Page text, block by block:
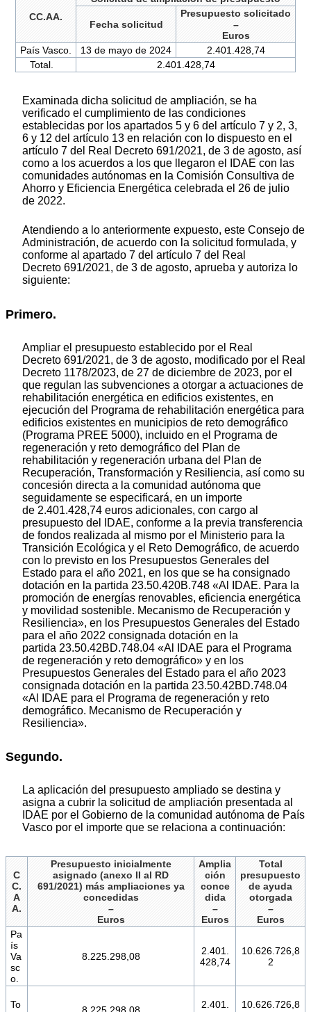
CC.AA.
Fecha solicitud
Presupuesto solicitado
–
Euros
País Vasco.
13 de mayo de 2024
2.401.428,74
Total.
2.401.428,74
Examinada dicha solicitud de ampliación, se ha
verificado el cumplimiento de las condiciones
establecidas por los apartados 5 y 6 del artículo 7 y 2, 3,
6 y 12 del artículo 13 en relación con lo dispuesto en el
artículo 7 del Real Decreto 691/2021, de 3 de agosto, así
como a los acuerdos a los que llegaron el IDAE con las
comunidades autónomas en la Comisión Consultiva de
Ahorro y Eficiencia Energética celebrada el 26 de julio
de 2022.
Atendiendo a lo anteriormente expuesto, este Consejo de
Administración, de acuerdo con la solicitud formulada, y
conforme al apartado 7 del artículo 7 del Real
Decreto 691/2021, de 3 de agosto, aprueba y autoriza lo
siguiente:
Primero.
Ampliar el presupuesto establecido por el Real
Decreto 691/2021, de 3 de agosto, modificado por el Real
Decreto 1178/2023, de 27 de diciembre de 2023, por el
que regulan las subvenciones a otorgar a actuaciones de
rehabilitación energética en edificios existentes, en
ejecución del Programa de rehabilitación energética para
edificios existentes en municipios de reto demográfico
(Programa PREE 5000), incluido en el Programa de
regeneración y reto demográfico del Plan de
rehabilitación y regeneración urbana del Plan de
Recuperación, Transformación y Resiliencia, así como su
concesión directa a la comunidad autónoma que
seguidamente se especificará, en un importe
de 2.401.428,74 euros adicionales, con cargo al
presupuesto del IDAE, conforme a la previa transferencia
de fondos realizada al mismo por el Ministerio para la
Transición Ecológica y el Reto Demográfico, de acuerdo
con lo previsto en los Presupuestos Generales del
Estado para el año 2021, en los que se ha consignado
dotación en la partida 23.50.420B.748 «Al IDAE. Para la
promoción de energías renovables, eficiencia energética
y movilidad sostenible. Mecanismo de Recuperación y
Resiliencia», en los Presupuestos Generales del Estado
para el año 2022 consignada dotación en la
partida 23.50.42BD.748.04 «Al IDAE para el Programa
de regeneración y reto demográfico» y en los
Presupuestos Generales del Estado para el año 2023
consignada dotación en la partida 23.50.42BD.748.04
«Al IDAE para el Programa de regeneración y reto
demográfico. Mecanismo de Recuperación y
Resiliencia».
Segundo.
La aplicación del presupuesto ampliado se destina y
asigna a cubrir la solicitud de ampliación presentada al
IDAE por el Gobierno de la comunidad autónoma de País
Vasco por el importe que se relaciona a continuación:
C
C.
A
A.
Presupuesto inicialmente
asignado (anexo II al RD
691/2021) más ampliaciones ya
concedidas
–
Euros
Amplia
ción
conce
dida
–
Euros
Total
presupuesto
de ayuda
otorgada
–
Euros
Pa
ís
Va
sc
o.
8.225.298,08
2.401.
428,74
10.626.726,8
2
To
2.401.
10.626.726,8